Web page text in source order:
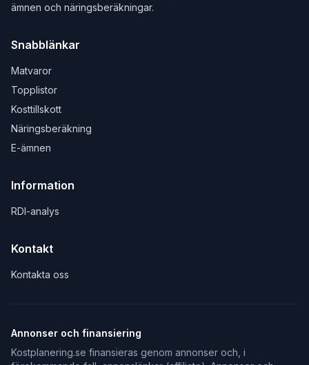
ämnen och näringsberäkningar.
Snabblänkar
Matvaror
Topplistor
Kosttillskott
Näringsberäkning
E-ämnen
Information
RDI-analys
Kontakt
Kontakta oss
Annonser och finansiering
Kostplanering.se finansieras genom annonser och, i